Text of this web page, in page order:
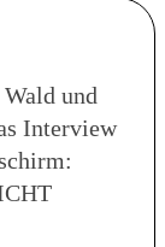
und
Interview